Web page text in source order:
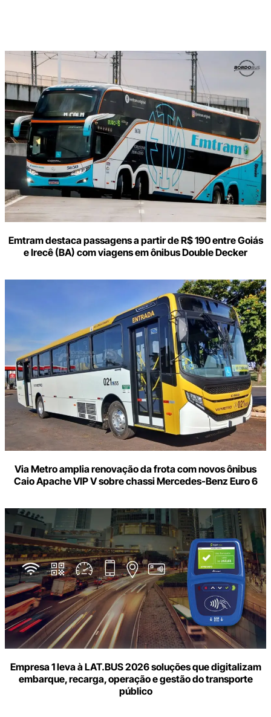
Emtram destaca passagens a partir de R$ 190 entre Goiás
e Irecê (BA) com viagens em ônibus Double Decker
Via Metro amplia renovação da frota com novos ônibus
Caio Apache VIP V sobre chassi Mercedes-Benz Euro 6
Empresa 1 leva à LAT.BUS 2026 soluções que digitalizam
embarque, recarga, operação e gestão do transporte
público
Digite
aqui
o
seu
e-
mail